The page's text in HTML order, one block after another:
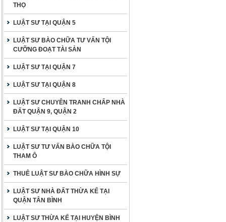
THỌ
LUẬT SƯ TẠI QUẬN 5
LUẬT SƯ BÀO CHỮA TƯ VẤN TỘI
CƯỠNG ĐOẠT TÀI SẢN
LUẬT SƯ TẠI QUẬN 7
LUẬT SƯ TẠI QUẬN 8
LUẬT SƯ CHUYÊN TRANH CHẤP NHÀ
ĐẤT QUẬN 9, QUẬN 2
LUẬT SƯ TẠI QUẬN 10
LUẬT SƯ TƯ VẤN BÀO CHỮA TỘI
THAM Ô
THUÊ LUẬT SƯ BÀO CHỮA HÌNH SỰ
LUẬT SƯ NHÀ ĐẤT THỪA KẾ TẠI
QUẬN TÂN BÌNH
LUẬT SƯ THỪA KẾ TẠI HUYỆN BÌNH